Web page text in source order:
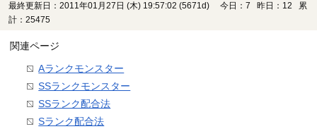
最終更新日：2011年01月27日 (木) 19:57:02 (5671d)
今日：7 昨日：12 累
計：25475
関連ページ
Aランクモンスター
SSランクモンスター
SSランク配合法
Sランク配合法